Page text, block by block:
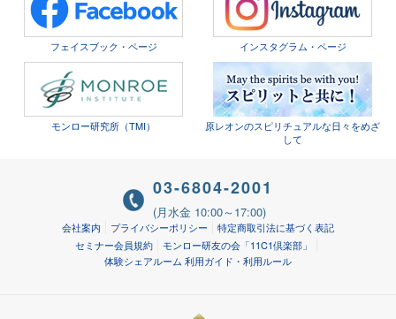
フェイスブック・ページ インスタグラム・ページ
モンロー研究所（TMI）
原レオンのスピリチュアルな日々をめざ
して
会社案内 プライバシーポリシー
特定商取引法に基づく表記
セミナー会員規約
モンロー研友の会「11C1倶楽部」
体験シェアルーム 利用ガイド・利用ルール
03-6804-2001
(月水金 10:00～17:00)